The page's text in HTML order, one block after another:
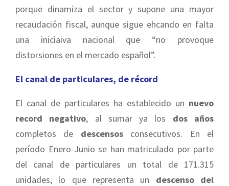
porque dinamiza el sector y supone una mayor
recaudación fiscal, aunque sigue ehcando en falta
una iniciaiva nacional que “no provoque
distorsiones en el mercado español”.
El canal de particulares, de récord
El canal de particulares ha establecido un nuevo
record negativo, al sumar ya los dos años
completos de descensosconsecutivos. En el
período Enero-Junio se han matriculado por parte
del canal de particulares un total de 171.315
unidades, lo que representa un descenso del